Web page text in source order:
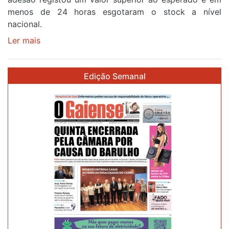
87ª
Volta
menos de 24 horas esgotaram o stock a nível
nacional.
Ler mais
eclipse
solar
esgotam
menos
horas
após
campanha
Edição Semanal